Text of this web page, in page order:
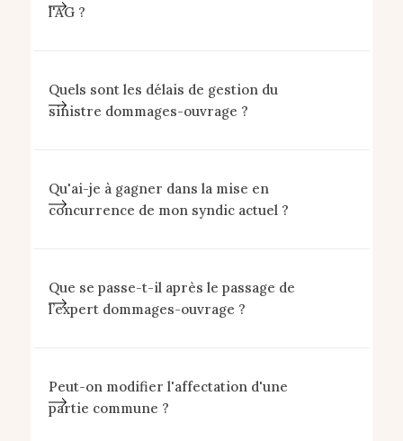
l'AG ?
Quels sont les délais de gestion du
sinistre dommages-ouvrage ?
Qu'ai-je à gagner dans la mise en
concurrence de mon syndic actuel ?
Que se passe-t-il après le passage de
l’expert dommages-ouvrage ?
Peut-on modifier l'affectation d'une
partie commune ?